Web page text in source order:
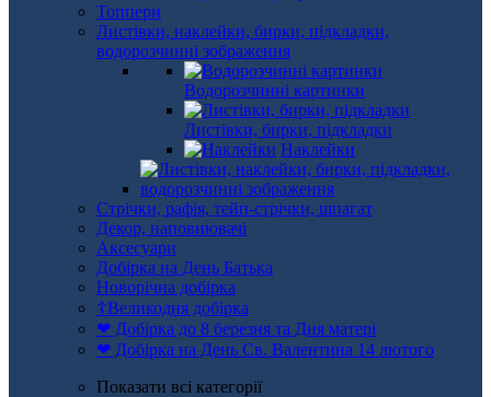
Топпери
Листівки, наклейки, бирки, підкладки,
водорозчинні зображення
Водорозчинні картинки
Листівки, бирки, підкладки
Наклейки
Стрічки, рафія, тейп-стрічки, шпагат
Декор, наповнювачі
Аксесуари
Добірка на День Батька
Новорічна добірка
☦Великодня добірка
❤ Добірка до 8 березня та Дня матері
❤ Добірка на День Св. Валентина 14 лютого
Показати всі категорії